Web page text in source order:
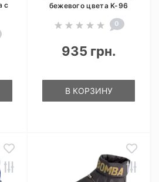
с
бежевого цвета K-96
0
935 грн.
В КОРЗИНУ